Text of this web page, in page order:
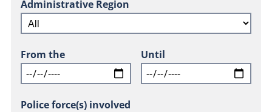
Administrative Region
From the Until
Police force(s) involved